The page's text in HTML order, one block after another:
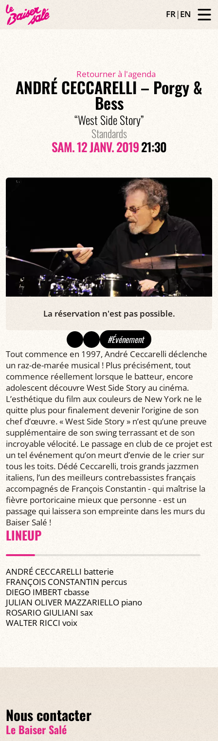
FR|EN
Retourner à l'agenda
ANDRÉ CECCARELLI – Porgy &
Bess
“West Side Story”
Standards
SAM. 12 JANV. 201921:30
La réservation n'est pas possible.
#Événement
Tout commence en 1997, André Ceccarelli déclenche
un raz-de-marée musical ! Plus précisément, tout
commence réellement lorsque le batteur, encore
adolescent découvre West Side Story au cinéma.
L’esthétique du film aux couleurs de New York ne le
quitte plus pour finalement devenir l’origine de son
chef d’œuvre. « West Side Story » n’est qu’une preuve
supplémentaire de son swing terrassant et de son
incroyable vélocité. Le passage en club de ce projet est
un tel événement qu’on meurt d’envie de le crier sur
tous les toits. Dédé Ceccarelli, trois grands jazzmen
italiens, l’un des meilleurs contrebassistes français
accompagnés de François Constantin - qui maîtrise la
fièvre portoricaine mieux que personne - est un
passage qui laissera son empreinte dans les murs du
Baiser Salé !
LINEUP
ANDRÉ CECCARELLI batterie
FRANÇOIS CONSTANTIN percus
DIEGO IMBERT cbasse
JULIAN OLIVER MAZZARIELLO piano
ROSARIO GIULIANI sax
WALTER RICCI voix
Nous contacter
Le Baiser Salé